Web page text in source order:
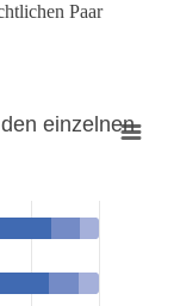
Paar
zu? - 2013
Sie den einzelnen
einzelnen